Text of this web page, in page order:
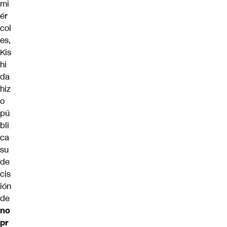
mi
ér
col
es,
Kis
hi
da
hiz
o
pú
bli
ca
su
de
cis
ión
de
no
pr